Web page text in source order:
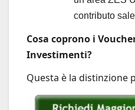
contributo sale
Cosa coprono i
Investimenti?
Questa è la distinzione